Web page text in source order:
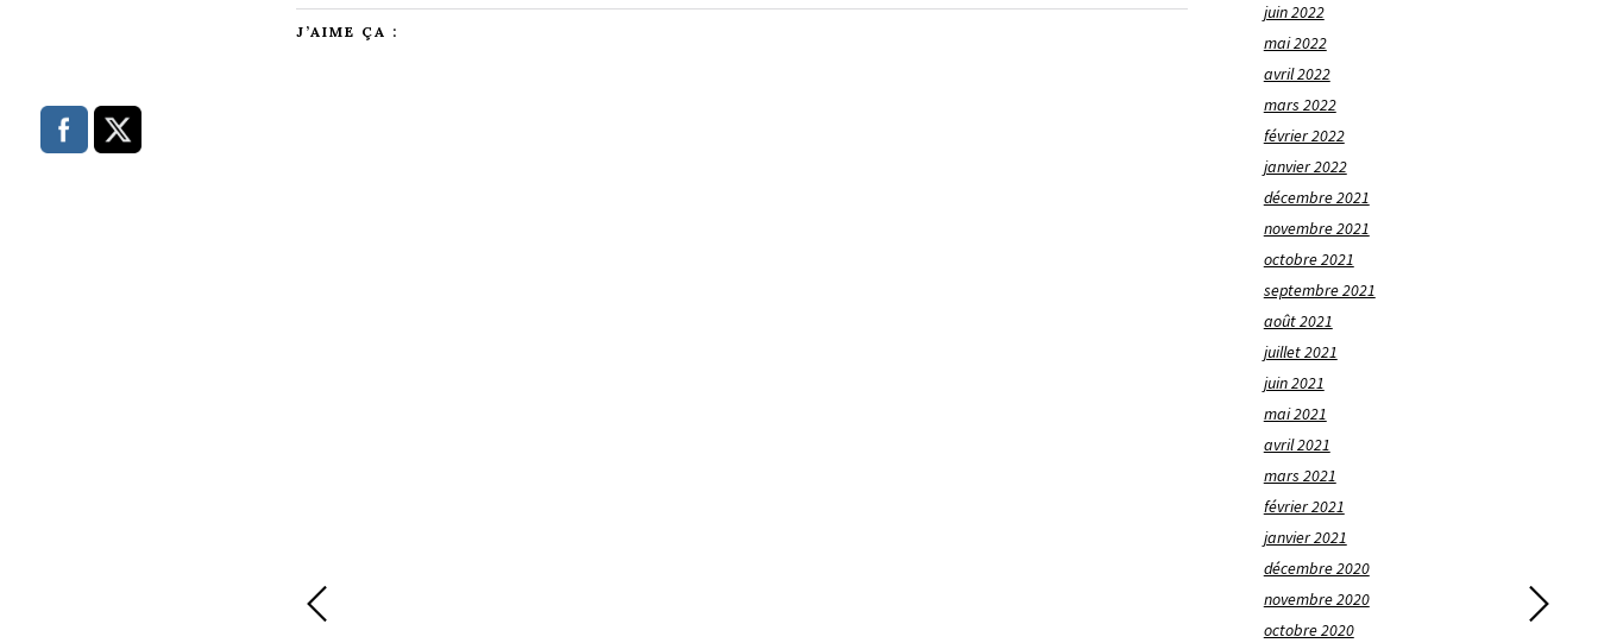
J’AIME ÇA :
juin 2022
mai 2022
avril 2022
mars 2022
février 2022
janvier 2022
décembre 2021
novembre 2021
octobre 2021
septembre 2021
août 2021
juillet 2021
juin 2021
mai 2021
avril 2021
mars 2021
février 2021
janvier 2021
décembre 2020
novembre 2020
octobre 2020